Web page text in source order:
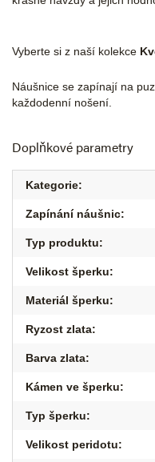
Vyberte si z naší kolekce
Náušnice se zapínají na
každodenní nošení.
Doplňkové parametry
Kategorie:
Zapínání náušnic:
Typ produktu:
Velikost šperku:
Materiál šperku:
Ryzost zlata:
Barva zlata:
Kámen ve šperku:
Typ šperku:
Velikost peridotu: